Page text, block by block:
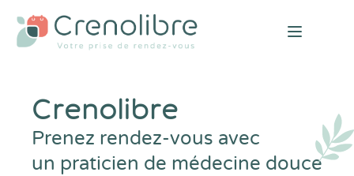
Open
Crenolibre
Prenez rendez-vous avec
un praticien de médecine douce